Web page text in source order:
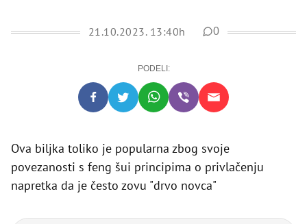
21.10.2023. 13:40h 0
PODELI:
Ova biljka toliko je popularna zbog svoje
povezanosti s feng šui principima o privlačenju
napretka da je često zovu "drvo novca"